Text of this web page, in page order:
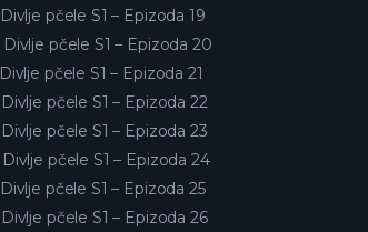
Divlje pčele S1 – Epizoda 19
Divlje pčele S1 – Epizoda 20
Divlje pčele S1 – Epizoda 21
Divlje pčele S1 – Epizoda 22
Divlje pčele S1 – Epizoda 23
Divlje pčele S1 – Epizoda 24
Divlje pčele S1 – Epizoda 25
Divlje pčele S1 – Epizoda 26